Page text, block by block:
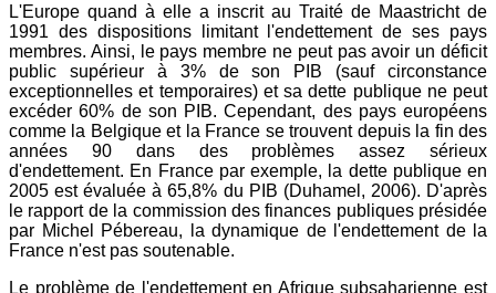
L'Europe quand à elle a inscrit au Traité de Maastricht de
1991 des dispositions limitant l'endettement de ses pays
membres. Ainsi, le pays membre ne peut pas avoir un déficit
public supérieur à 3% de son PIB (sauf circonstance
exceptionnelles et temporaires) et sa dette publique ne peut
excéder 60% de son PIB. Cependant, des pays européens
comme la Belgique et la France se trouvent depuis la fin des
années 90 dans des problèmes assez sérieux
d'endettement. En France par exemple, la dette publique en
2005 est évaluée à 65,8% du PIB (Duhamel, 2006). D'après
le rapport de la commission des finances publiques présidée
par Michel Pébereau, la dynamique de l'endettement de la
France n'est pas soutenable.
Le problème de l'endettement en Afrique subsaharienne est